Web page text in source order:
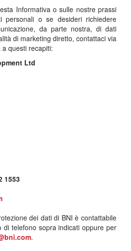
Informativa o sulle nostre prassi
personali o se desideri richiedere
da parte nostra, di dati
di marketing diretto, contattaci via
questi recapiti:
Ltd
1553
dei dati di BNI è contattabile
di telefono sopra indicati oppure per
.